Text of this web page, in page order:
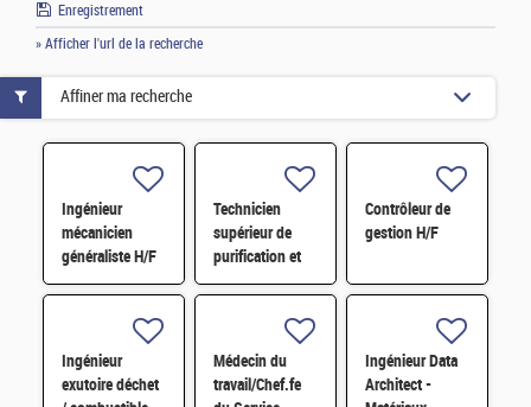
Enregistrement
» Afficher l'url de la recherche
Ingénieur
mécanicien
généraliste H/F
Technicien
supérieur de
purification et
fabrication en
Contrôleur de
gestion H/F
Ingénieur
exutoire déchet
Médecin du
travail/Chef.fe
Ingénieur Data
Architect -
Affiner ma recherche